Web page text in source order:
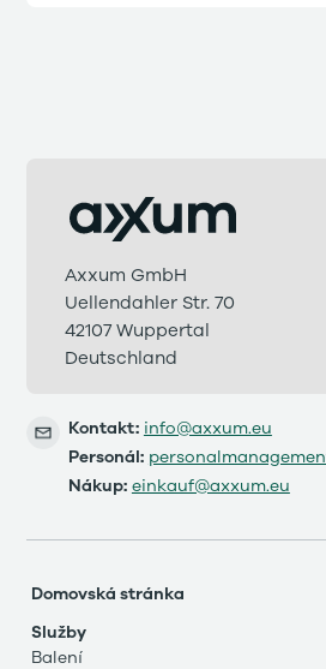
Axxum GmbH
Uellendahler Str. 70
42107 Wuppertal
Deutschland
Kontakt: info@axxum.eu
Personál:
Nákup: einkauf@axxum.eu
Domovská stránka
Služby
Balení